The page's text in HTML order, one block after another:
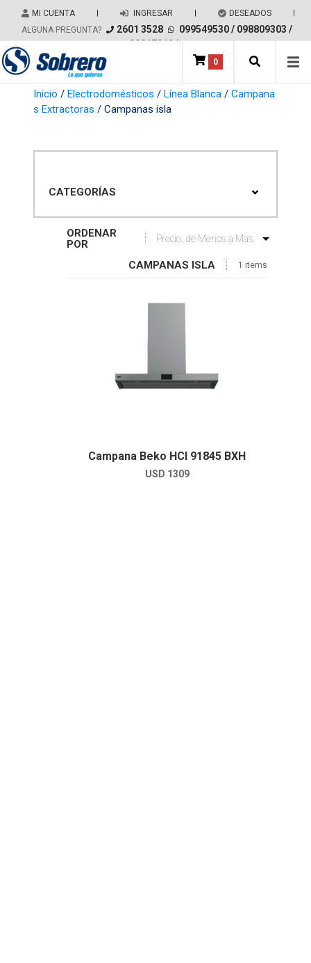
MI CUENTA | INGRESAR | DESEADOS |
ALGUNA PREGUNTA? 2601 3528 099549530/ 098809303 /
098678194
Salir del contenido
Main Navigation 0
Inicio / Electrodomésticos / Línea Blanca / Campana
s Extractoras / Campanas isla
CATEGORÍAS
ORDENAR
POR
CAMPANAS ISLA
1 items
Campana Beko HCI 91845 BXH
USD 1309